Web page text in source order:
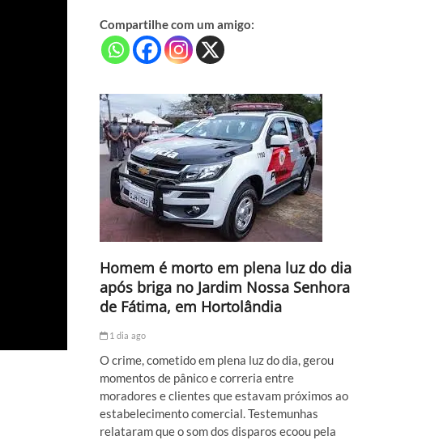
Compartilhe com um amigo:
Homem é morto em plena luz do dia
após briga no Jardim Nossa Senhora
de Fátima, em Hortolândia
1 dia ago
O crime, cometido em plena luz do dia, gerou
momentos de pânico e correria entre
moradores e clientes que estavam próximos ao
estabelecimento comercial. Testemunhas
relataram que o som dos disparos ecoou pela